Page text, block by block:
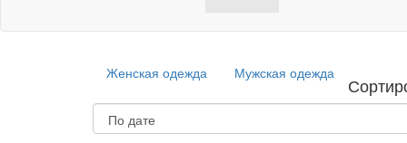
Женская одежда Мужская одежда